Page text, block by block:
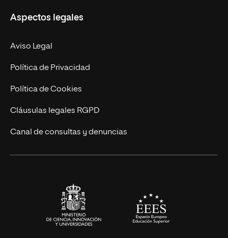
Doctorados
Experto Universitario
Postgrados
Cursos Universitarios
Facultades
Nuestro Equipo
Trabaja en UNIR
Actualidad
UNIR Revista
Eventos
Aspectos legales
Aviso Legal
Política de Privacidad
Política de Cookies
Cláusulas legales RGPD
Canal de consultas y denuncias